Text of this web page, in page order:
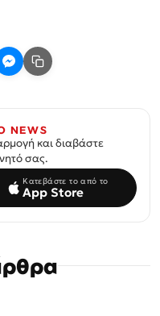
NEWS
και διαβάστε
σας.
Κατεβάστε το από το
App Store